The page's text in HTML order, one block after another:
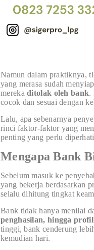
Namun dalam praktiknya,
yang merasa sudah
merekaditolak oleh bank.
cocok dan sesuai dengan
Lalu, apa sebenarnya
rinci faktor-faktor yang
penting yang perlu
Mengapa Bank
Sebelum masuk ke
yang bekerja berdasarkan
selalu dihitung tingkat
Bank tidak hanya menilai
penghasilan, hingga
tinggi, bank cenderung
kemudian hari.